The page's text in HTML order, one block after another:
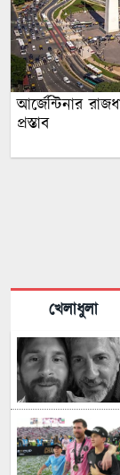
আর্জেন্টিনার
প্রস্তাব
খেলাধুলা